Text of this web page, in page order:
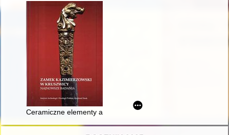
Ceramiczne elementy architektoniczne zamku i próba ich